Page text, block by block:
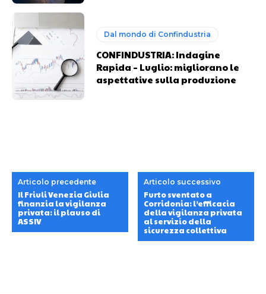
Dal mondo di Confindustria
CONFINDUSTRIA: Indagine
Rapida – Luglio: migliorano le
aspettative sulla produzione
Articolo precedente
Il Friuli Venezia Giulia
finanzia la vigilanza
privata: il plauso di
ASSIV
Articolo successivo
Furto sventato a
Corridonia: l’efficacia
della vigilanza privata
al servizio della
sicurezza collettiva